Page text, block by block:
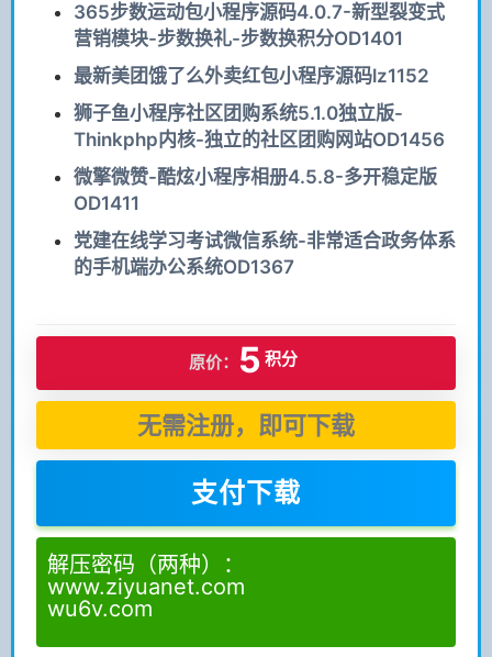
365步数运动包小程序源码4.0.7-新型裂变式
营销模块-步数换礼-步数换积分OD1401
最新美团饿了么外卖红包小程序源码lz1152
狮子鱼小程序社区团购系统5.1.0独立版-
Thinkphp内核-独立的社区团购网站OD1456
微擎微赞-酷炫小程序相册4.5.8-多开稳定版
OD1411
党建在线学习考试微信系统-非常适合政务体系
的手机端办公系统OD1367
原价： 5 积分
无需注册，即可下载
支付下载
解压密码（两种）：
www.ziyuanet.com
wu6v.com